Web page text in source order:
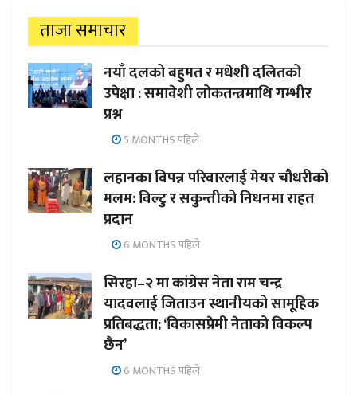
ताजा समाचार
नयाँ दलको बहुमत र मधेशी दलितको
उपेक्षा : समावेशी लोकतन्त्रमाथि गम्भीर
प्रश्न
5 MONTHS पहिले
लहानका विपन्न परिवारलाई मेयर चौधरीको
मलम: विल्टु र सकुन्तीको निधनमा राहत
प्रदान
6 MONTHS पहिले
सिरहा–२ मा कांग्रेस नेता राम चन्द्र
यादवलाई जिताउन स्थानीयको सामूहिक
प्रतिबद्धता; ‘विकासप्रेमी नेताको विकल्प
छैन’
6 MONTHS पहिले